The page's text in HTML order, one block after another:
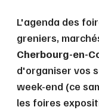
L'agenda des
greniers,
Cherbourg-en-
d'organiser vos
week-end (ce
les foires